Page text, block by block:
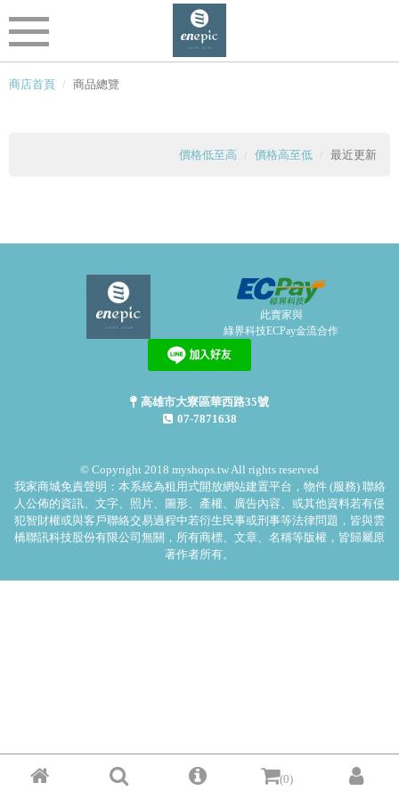
(0)
商店首頁 商品總覽
價格低至高 價格高至低 最近更新
此賣家與
綠界科技ECPay金流合作
高雄市大寮區華西路35號
07-7871638
© Copyright 2018 myshops.tw All rights reserved
我家商城免責聲明：本系統為租用式開放網站建置平台，物件 (服務) 聯絡
人公佈的資訊、文字、照片、圖形、產權、廣告內容、或其他資料若有侵
犯智財權或與客戶聯絡交易過程中若衍生民事或刑事等法律問題，皆與雲
橋聯訊科技股份有限公司無關，所有商標、文章、名稱等版權，皆歸屬原
著作者所有。